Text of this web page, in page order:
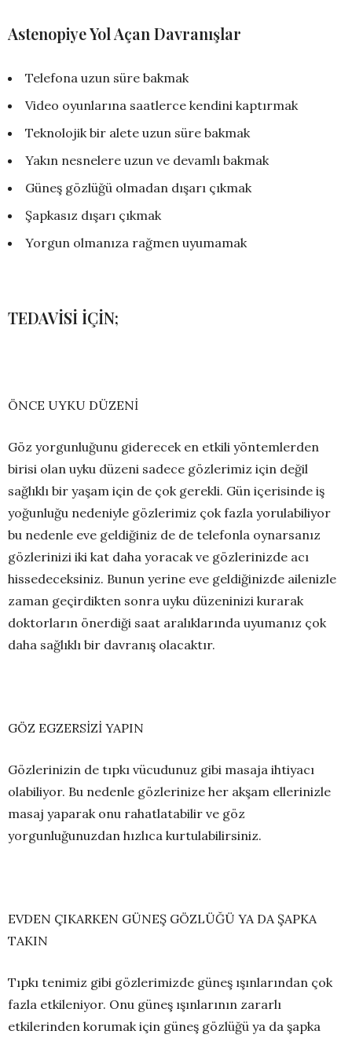
Astenopiye Yol Açan Davranışlar
Telefona uzun süre bakmak
Video oyunlarına saatlerce kendini kaptırmak
Teknolojik bir alete uzun süre bakmak
Yakın nesnelere uzun ve devamlı bakmak
Güneş gözlüğü olmadan dışarı çıkmak
Şapkasız dışarı çıkmak
Yorgun olmanıza rağmen uyumamak
TEDAVİSİ İÇİN;
ÖNCE UYKU DÜZENİ
Göz yorgunluğunu giderecek en etkili yöntemlerden
birisi olan uyku düzeni sadece gözlerimiz için değil
sağlıklı bir yaşam için de çok gerekli. Gün içerisinde iş
yoğunluğu nedeniyle gözlerimiz çok fazla yorulabiliyor
bu nedenle eve geldiğiniz de de telefonla oynarsanız
gözlerinizi iki kat daha yoracak ve gözlerinizde acı
hissedeceksiniz. Bunun yerine eve geldiğinizde ailenizle
zaman geçirdikten sonra uyku düzeninizi kurarak
doktorların önerdiği saat aralıklarında uyumanız çok
daha sağlıklı bir davranış olacaktır.
GÖZ EGZERSİZİ YAPIN
Gözlerinizin de tıpkı vücudunuz gibi masaja ihtiyacı
olabiliyor. Bu nedenle gözlerinize her akşam ellerinizle
masaj yaparak onu rahatlatabilir ve göz
yorgunluğunuzdan hızlıca kurtulabilirsiniz.
EVDEN ÇIKARKEN GÜNEŞ GÖZLÜĞÜ YA DA ŞAPKA
TAKIN
Tıpkı tenimiz gibi gözlerimizde güneş ışınlarından çok
fazla etkileniyor. Onu güneş ışınlarının zararlı
etkilerinden korumak için güneş gözlüğü ya da şapka